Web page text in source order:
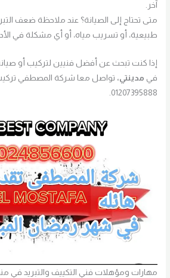
آخر.
متى تحتاج إلى الصيانة؟ عند ملاحظة ضعف
طبيعية، أو تسريب مياه، أو أي مشكلة في
إذا كنت تبحث عن أفضل فنيين لتركيب أو
في مدينتي، تواصل معا شركة المصطفي
01207395888.
مهارات ومؤهلات فني التكييف والتبريد في